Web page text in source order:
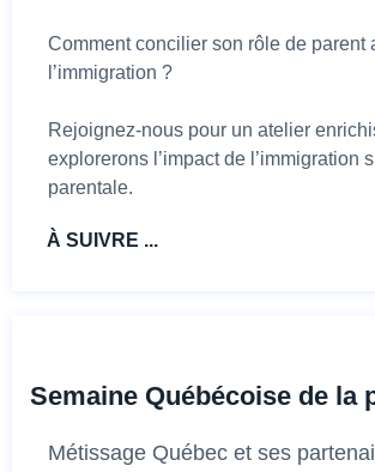
Comment concilier son rôle de parent
l’immigration ?
Rejoignez-nous pour un atelier
explorerons l’impact de l’immigration
parentale.
À SUIVRE ...
Semaine Québécoise de la
Métissage Québec et ses